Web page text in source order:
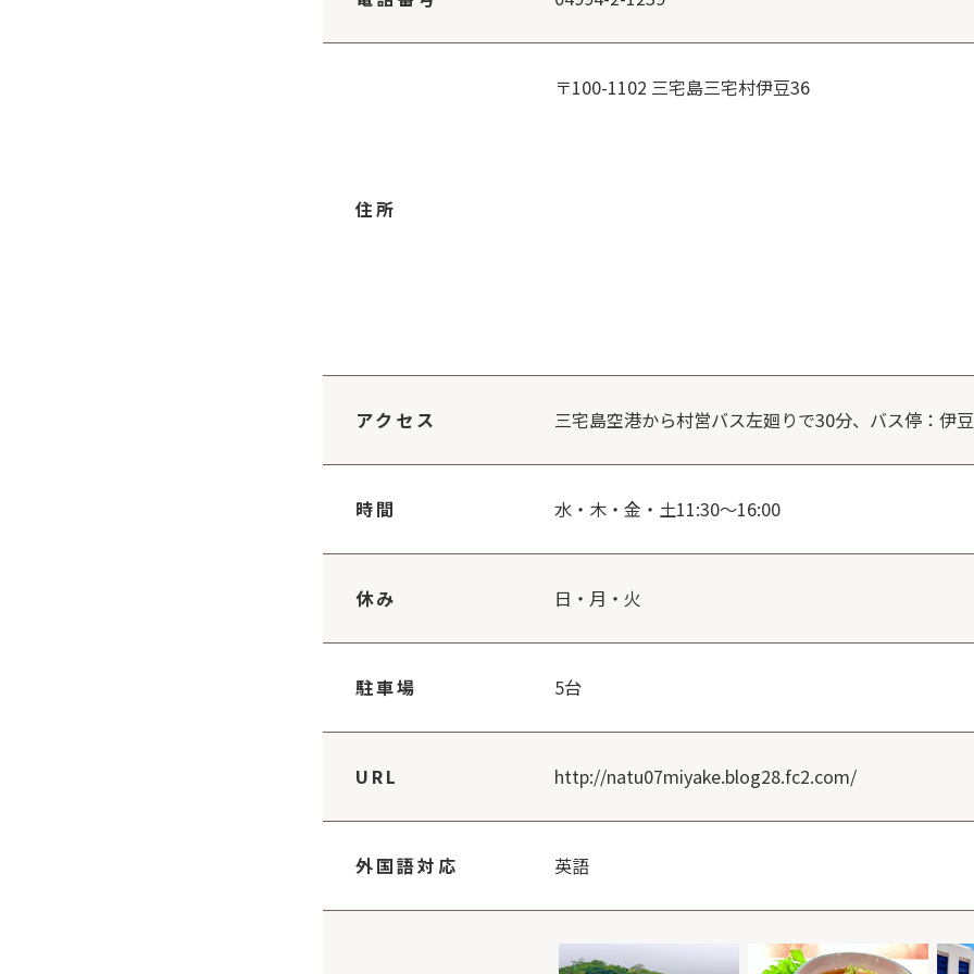
住所
〒100-1102 三宅島三宅村伊豆36
アクセス 三宅島空港から村営バス左廻りで30分、バス停：伊
時間 水・木・金・土11:30～16:00
休み 日・月・火
駐車場 5台
URL http://natu07miyake.blog28.fc2.com/
外国語対応 英語